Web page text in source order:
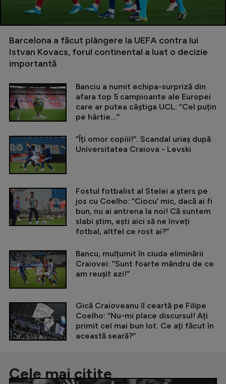
Barcelona a făcut plângere la UEFA contra lui
Istvan Kovacs, forul continental a luat o decizie
importantă
Banciu a numit echipa-surpriză din
afara top 5 campioante ale Europei
care ar putea câștiga UCL: ”Cel puțin
pe hârtie...”
”Îți omor copiii!”. Scandal uriaș după
Universitatea Craiova - Levski
Fostul fotbalist al Stelei a șters pe
jos cu Coelho: ”Ciocu’ mic, dacă ai fi
bun, nu ai antrena la noi! Că suntem
slabi știm, ești aici să ne înveți
fotbal, altfel ce rost ai?”
Bancu, mulțumit în ciuda eliminării
Craiovei: ”Sunt foarte mândru de ce
am reușit azi!”
Gică Craioveanu îl ceartă pe Filipe
Coelho: ”Nu-mi place discursul! Ați
primit cel mai bun lot. Ce ați făcut în
această seară?”
Cele mai citite